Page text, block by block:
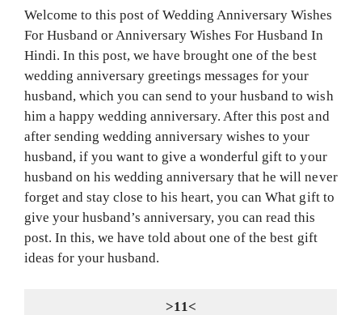
Welcome to this post of Wedding Anniversary Wishes
For Husband or Anniversary Wishes For Husband In
Hindi. In this post, we have brought one of the best
wedding anniversary greetings messages for your
husband, which you can send to your husband to wish
him a happy wedding anniversary. After this post and
after sending wedding anniversary wishes to your
husband, if you want to give a wonderful gift to your
husband on his wedding anniversary that he will never
forget and stay close to his heart, you can What gift to
give your husband’s anniversary, you can read this
post. In this, we have told about one of the best gift
ideas for your husband.
>11<